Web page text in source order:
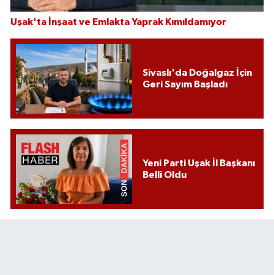
Uşak'ta İnşaat ve Emlakta Yaprak Kımıldamıyor
Sivaslı'da Doğalgaz İçin
Geri Sayım Başladı
Yeni Parti Uşak İl Başkanı
Belli Oldu